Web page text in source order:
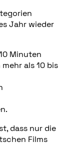
Jahr wieder
Minuten
als 10 bis
dass nur die
Films